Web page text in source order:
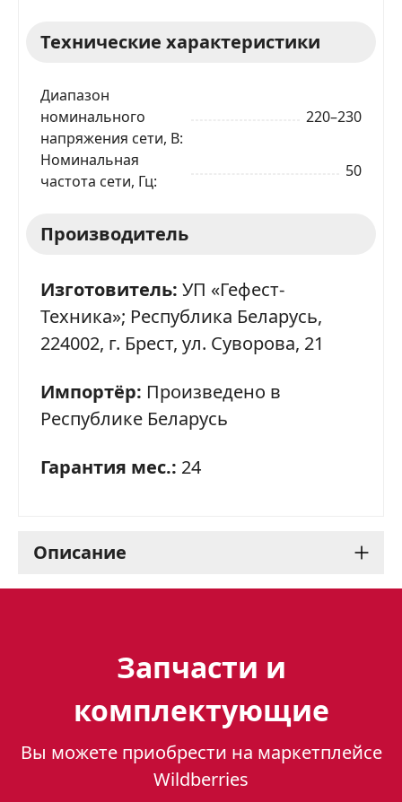
Технические характеристики
Диапазон
номинального
напряжения сети, В
220–230
Номинальная
частота сети, Гц
50
Производитель
Изготовитель: УП «Гефест-
Техника»; Республика Беларусь,
224002, г. Брест, ул. Суворова, 21
Импортёр: Произведено в
Республике Беларусь
Гарантия мес.: 24
Описание
функциональный
помощник на кухне
Варочная панель Gefest 2230-01 К95 –
Запчасти и
комплектующие
Вы можете приобрести на маркетплейсе
Wildberries